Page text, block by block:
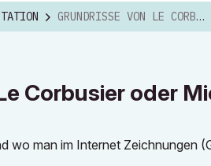
GRUNDRISSE VON LE CORBUSIER ODER MIES?
Corbusier oder
wo man im Internet Zeichnungen